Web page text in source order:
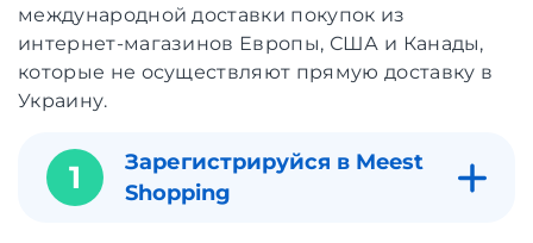
международной доставки покупок из
интернет-магазинов Европы, США и Канады,
которые не осуществляют прямую доставку в
Украину.
1
Зарегистрируйся в Meest
Shopping